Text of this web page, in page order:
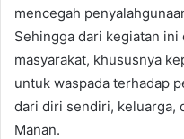
mencegah
Sehingga dari kegiatan
masyarakat, khususnya
untuk waspada terhadap
dari diri sendiri, keluarga,
Manan.